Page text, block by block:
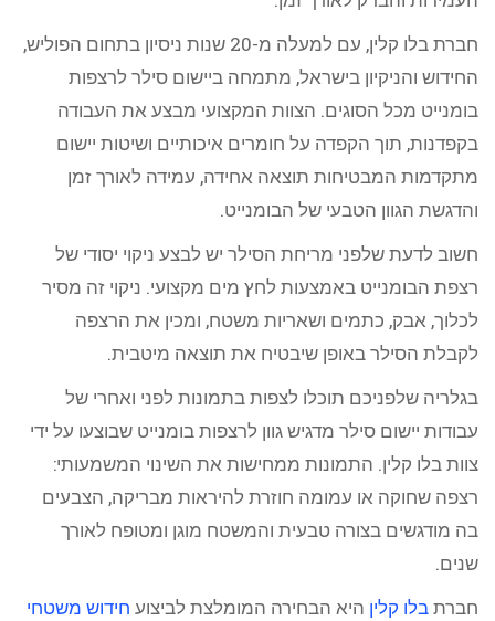
חברת בלו קלין, עם למעלה מ-20 שנות ניסיון בתחום הפוליש,
החידוש והניקיון בישראל, מתמחה ביישום סילר לרצפות
בומנייט מכל הסוגים. הצוות המקצועי מבצע את העבודה
בקפדנות, תוך הקפדה על חומרים איכותיים ושיטות יישום
מתקדמות המבטיחות תוצאה אחידה, עמידה לאורך זמן
והדגשת הגוון הטבעי של הבומנייט.
חשוב לדעת שלפני מריחת הסילר יש לבצע ניקוי יסודי של
רצפת הבומנייט באמצעות לחץ מים מקצועי. ניקוי זה מסיר
לכלוך, אבק, כתמים ושאריות משטח, ומכין את הרצפה
לקבלת הסילר באופן שיבטיח את תוצאה מיטבית.
בגלריה שלפניכם תוכלו לצפות בתמונות לפני ואחרי של
עבודות יישום סילר מדגיש גוון לרצפות בומנייט שבוצעו על ידי
צוות בלו קלין. התמונות ממחישות את השינוי המשמעותי:
רצפה שחוקה או עמומה חוזרת להיראות מבריקה, הצבעים
בה מודגשים בצורה טבעית והמשטח מוגן ומטופח לאורך
שנים.
חברתבלו קלין היא הבחירה המומלצת לביצוע חידוש משטחי